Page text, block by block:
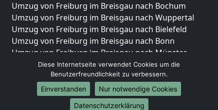
Umzug von Freiburg im Breisgau nach Bochum
Umzug von Freiburg im Breisgau nach Wuppertal
Umzug von Freiburg im Breisgau nach Bielefeld
Umzug von Freiburg im Breisgau nach Bonn
Umzug von Freiburg im Breisgau nach Münster
Internationale-Umzüge
Umzug von Freiburg im Breisgau nach Brasilien
Umzug von Freiburg im Breisgau nach Brunei
Diese Internetseite verwendet Cookies um die
Benutzerfreundlichkeit zu verbessern.
Einverstanden
Nur notwendige Cookies
Datenschutzerklärung